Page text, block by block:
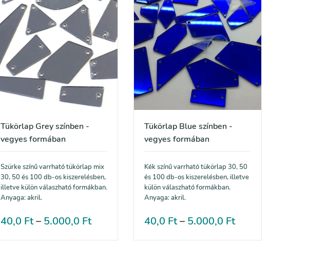
Tükörlap Grey színben -
vegyes formában
Szürke színű varrható tükörlap mix
30, 50 és 100 db-os kiszerelésben,
illetve külön válaszható formákban.
Anyaga: akril.
40,0 Ft– 5.000,0 Ft
Tükörlap Blue színben -
vegyes formában
Kék színű varrható tükörlap 30, 50
és 100 db-os kiszerelésben, illetve
külön válaszható formákban.
Anyaga: akril.
40,0 Ft– 5.000,0 Ft